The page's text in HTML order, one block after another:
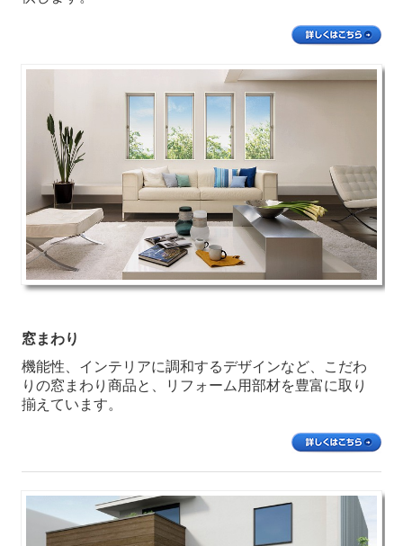
窓まわり
機能性、インテリアに調和するデザインなど、こだわ
りの窓まわり商品と、リフォーム用部材を豊富に取り
揃えています。